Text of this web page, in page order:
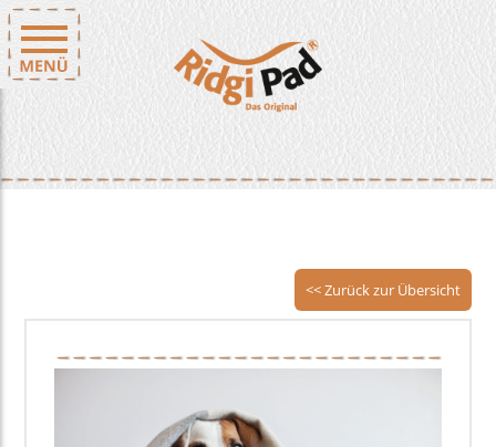
<< Zurück zur Übersicht